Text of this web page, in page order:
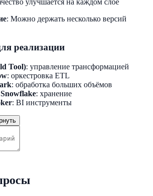
улучшается на каждом слое
: Можно держать несколько версий
реализации
Tool): управление трансформацией
: оркестровка ETL
: обработка больших объёмов
: хранение
: BI инструменты